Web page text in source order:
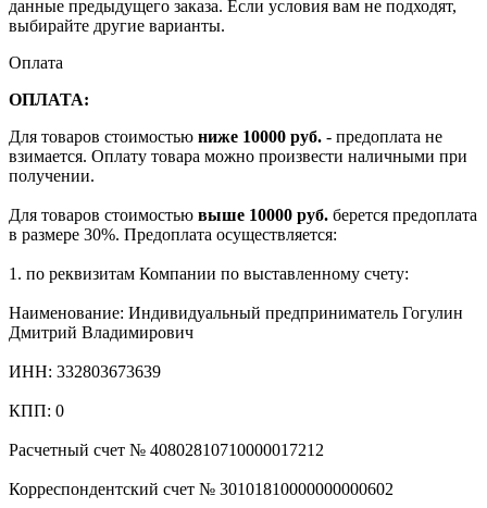
данные предыдущего заказа. Если условия вам не подходят,
выбирайте другие варианты.
Оплата
ОПЛАТА:
Для товаров стоимостью ниже 10000 руб. - предоплата не
взимается. Оплату товара можно произвести наличными при
получении.
Для товаров стоимостью выше 10000 руб. берется предоплата
в размере 30%. Предоплата осуществляется:
1. по реквизитам Компании по выставленному счету:
Наименование: Индивидуальный предприниматель Гогулин
Дмитрий Владимирович
ИНН: 332803673639
КПП: 0
Расчетный счет № 40802810710000017212
Корреспондентский счет № 30101810000000000602